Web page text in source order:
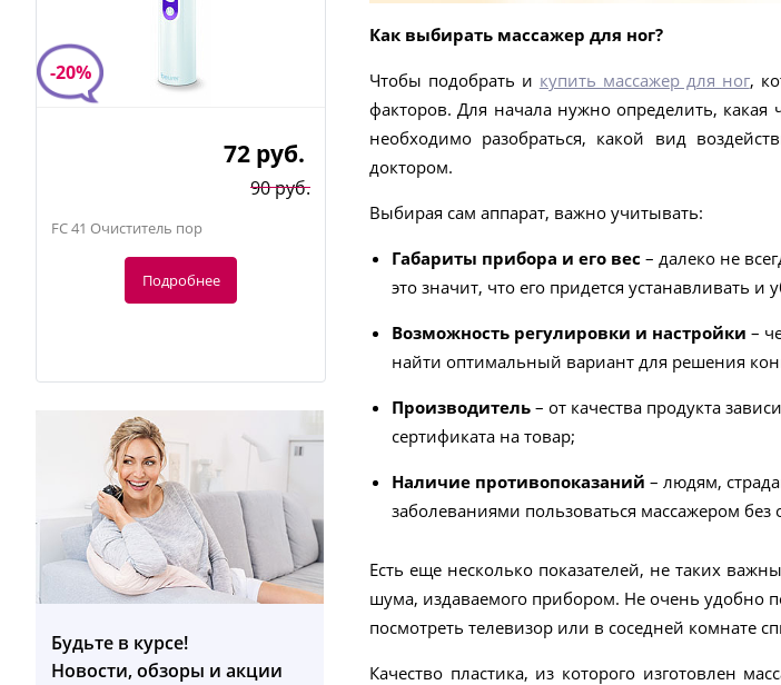
-20%
72 руб.
90 руб.
FC 41 Очиститель пор
Подробнее
120руб.
Ирригатор Bitvae C6 (черный)
Будьте в курсе!
Новости, обзоры и акции
Как выбирать массажер для ног?
Чтобы подобрать и купить массажер для ног,
факторов. Для начала нужно определить, какая
необходимо разобраться, какой вид
доктором.
Выбирая сам аппарат, важно учитывать:
Габариты прибора и его вес – далеко не
это значит, что его придется устанавливать
Возможность регулировки и настройки –
найти оптимальный вариант для решения
Производитель – от качества продукта
сертификата на товар;
Наличие противопоказаний – людям,
заболеваниями пользоваться массажером
Есть еще несколько показателей, не таких
шума, издаваемого прибором. Не очень удобно
посмотреть телевизор или в соседней комнате
Качество пластика, из которого изготовлен